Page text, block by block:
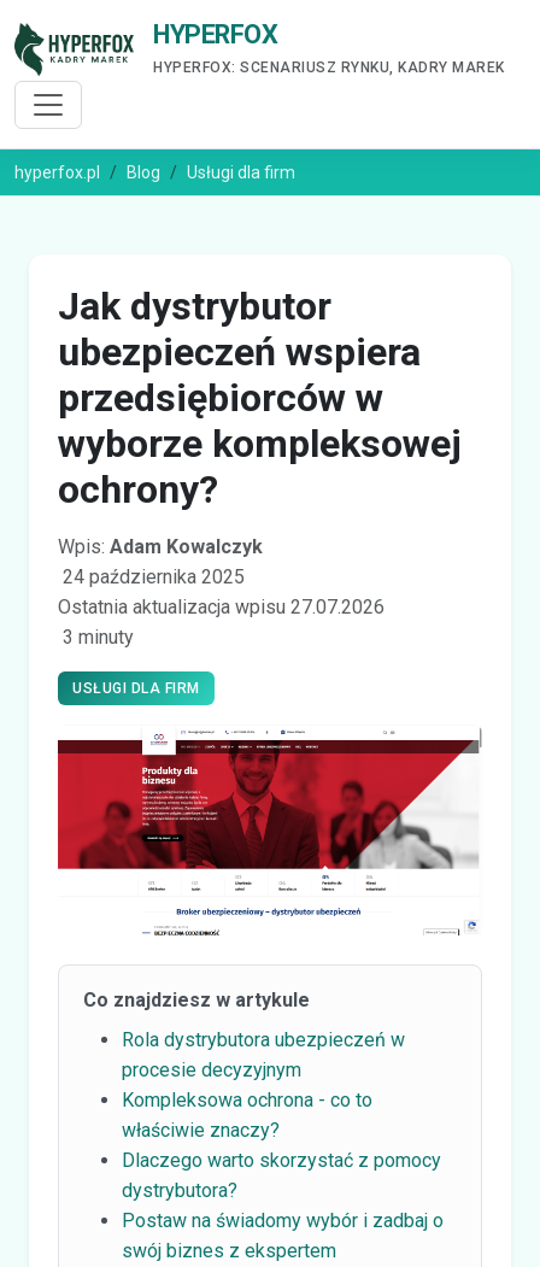
HYPERFOX
HYPERFOX: SCENARIUSZ RYNKU, KADRY MAREK
hyperfox.pl Blog Usługi dla firm
Jak dystrybutor
ubezpieczeń wspiera
przedsiębiorców w
wyborze kompleksowej
ochrony?
Wpis: Adam Kowalczyk
24 października 2025
Ostatnia aktualizacja wpisu 27.07.2026
3 minuty
USŁUGI DLA FIRM
Co znajdziesz w artykule
Rola dystrybutora ubezpieczeń w
procesie decyzyjnym
Kompleksowa ochrona - co to
właściwie znaczy?
Dlaczego warto skorzystać z pomocy
dystrybutora?
Postaw na świadomy wybór i zadbaj o
swój biznes z ekspertem